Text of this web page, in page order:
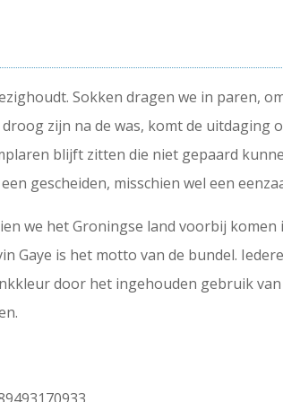
Sokken dragen we in paren,
zijn na de was, komt de uitdaging
blijft zitten die niet gepaard
gescheiden, misschien wel een
we het Groningse land voorbij komen
Gaye is het motto van de bundel.
door het ingehouden gebruik